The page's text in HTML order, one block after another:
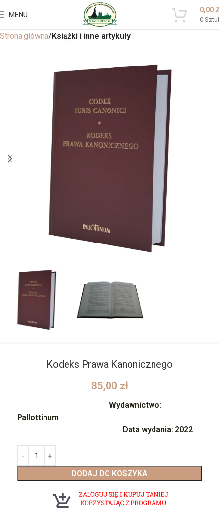
MENU
0
0,00
Strona główna Książki i inne artykuły
Kodeks Prawa Kanonicznego
85,00 zł
Wydawnictwo:
Pallottinum
Data wydania: 2022
DODAJ DO KOSZYKA